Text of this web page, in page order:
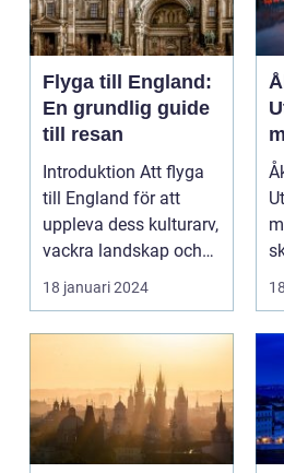
Flyga till England:
En grundlig guide
till resan
Introduktion Att flyga
till England för att
uppleva dess kulturarv,
vackra landskap och
pulserande s...
18 januari 2024